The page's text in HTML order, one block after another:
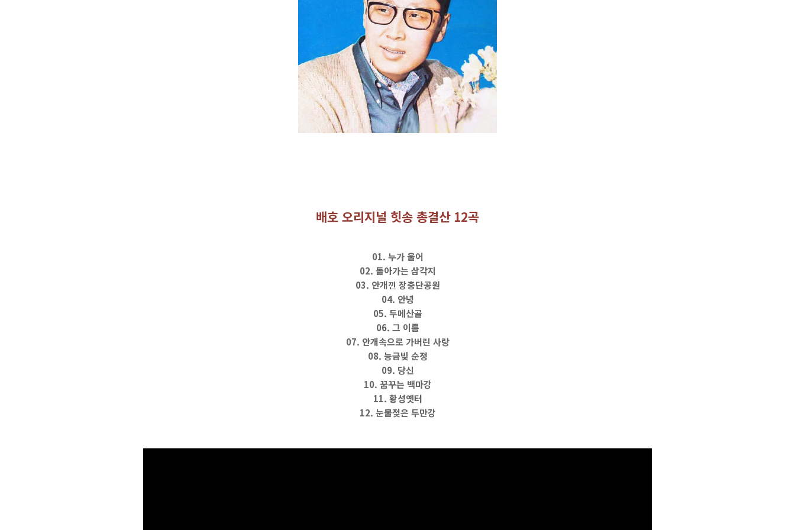
배호 오리지널 힛송 총결산 12곡
01. 누가 울어
02. 돌아가는 삼각지
03. 안개낀 장충단공원
04. 안녕
05. 두메산골
06. 그 이름
07. 안개속으로 가버린 사랑
08. 능금빛 순정
09. 당신
10. 꿈꾸는 백마강
11. 황성옛터
12. 눈물젖은 두만강